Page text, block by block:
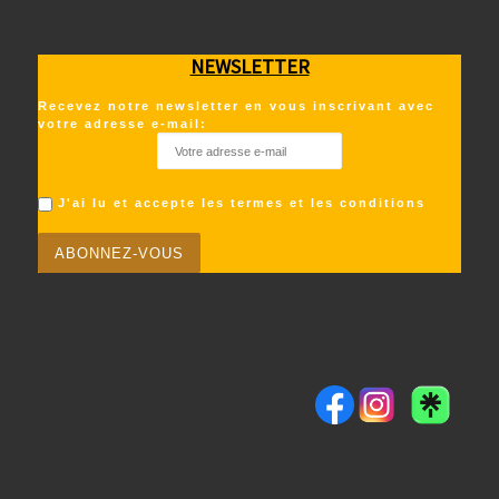
NEWSLETTER
Recevez notre newsletter en vous inscrivant avec
votre adresse e-mail:
J'ai lu et accepte les termes et les conditions